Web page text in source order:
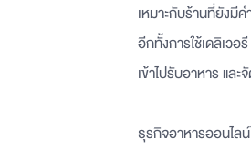
เหมาะกับร้านที่ยังมี
อีกทั้งการใช้เดลิเว
เข้าไปรับอาหาร แล
ธุรกิจอาหารออนไล